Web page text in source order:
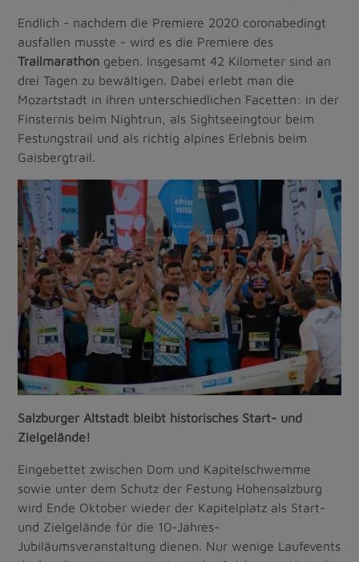
Endlich - nachdem die Premiere 2020 coronabedingt
ausfallen musste - wird es die Premiere des
Trailmarathon geben. Insgesamt 42 Kilometer sind an
drei Tagen zu bewältigen. Dabei erlebt man die
Mozartstadt in ihren unterschiedlichen Facetten: in der
Finsternis beim Nightrun, als Sightseeingtour beim
Festungstrail und als richtig alpines Erlebnis beim
Gaisbergtrail.
Salzburger Altstadt bleibt historisches Start- und
Zielgelände!
Eingebettet zwischen Dom und Kapitelschwemme
sowie unter dem Schutz der Festung Hohensalzburg
wird Ende Oktober wieder der Kapitelplatz als Start-
und Zielgelände für die 10-Jahres-
Jubiläumsveranstaltung dienen. Nur wenige Laufevents